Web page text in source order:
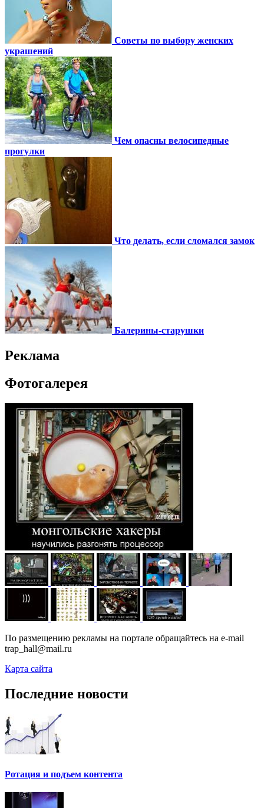
Советы по выбору женских
украшений
Чем опасны велосипедные
прогулки
Что делать, если сломался замок
Балерины-старушки
Реклама
Фотогалерея
По размещению рекламы на портале обращайтесь на e-mail
trap_hall@mail.ru
Карта сайта
Последние новости
Ротация и подъем контента